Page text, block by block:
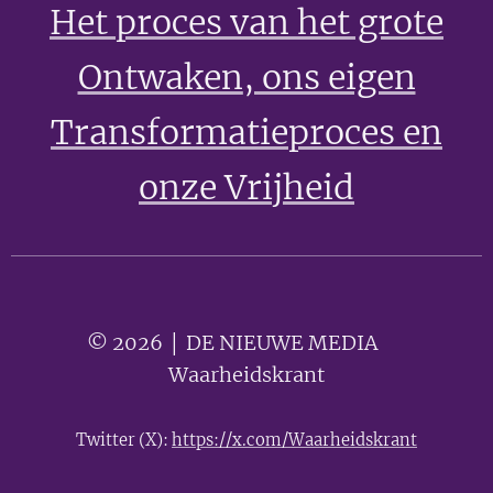
Het proces van het grote
Ontwaken, ons eigen
Transformatieproces en
onze Vrijheid
© 2026 │ DE NIEUWE MEDIA 🟣
Waarheidskrant
Twitter (X): https://x.com/Waarheidskrant